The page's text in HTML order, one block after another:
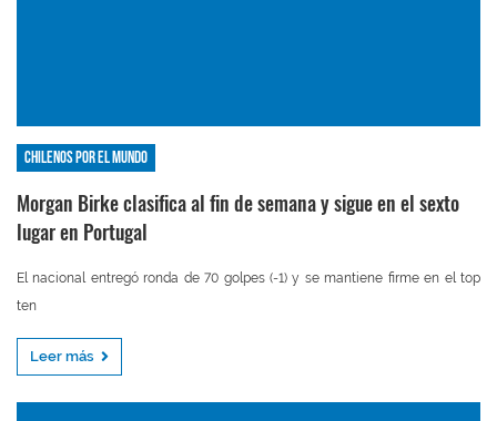
Chilenos por el mundo
Morgan Birke clasifica al fin de semana y sigue en el sexto
lugar en Portugal
El nacional entregó ronda de 70 golpes (-1) y se mantiene firme en el top
ten
Leer más